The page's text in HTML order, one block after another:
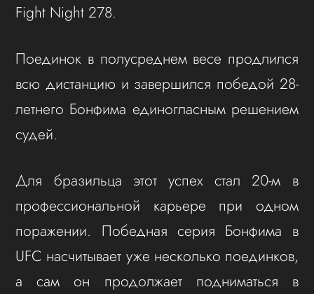
Fight Night 278.
Поединок в полусреднем весе продлился
всю дистанцию и завершился победой 28-
летнего Бонфима единогласным решением
судей.
Для бразильца этот успех стал 20-м в
профессиональной карьере при одном
поражении. Победная серия Бонфима в
UFC насчитывает уже несколько поединков,
а сам он продолжает подниматься в